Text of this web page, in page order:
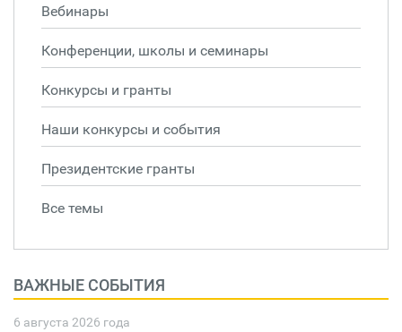
Вебинары
Конференции, школы и семинары
Конкурсы и гранты
Наши конкурсы и события
Президентские гранты
Все темы
ВАЖНЫЕ СОБЫТИЯ
6 августа 2026 года